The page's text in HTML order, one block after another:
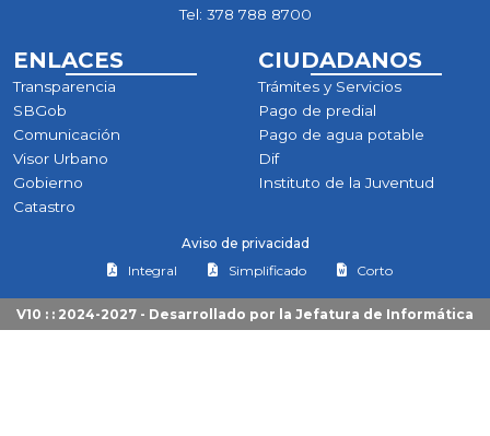
Tel: 378 788 8700
ENLACES
Transparencia
SBGob
Comunicación
Visor Urbano
Gobierno
Catastro
CIUDADANOS
Trámites y Servicios
Pago de predial
Pago de agua potable
Dif
Instituto de la Juventud
Aviso de privacidad
Integral
Simplificado Corto
V10 : : 2024-2027 - Desarrollado por la Jefatura de Informática